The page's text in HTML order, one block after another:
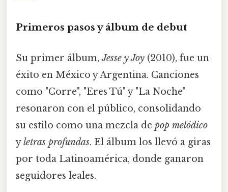
Primeros pasos y álbum de debut
Su primer álbum,Jesse y Joy (2010), fue un
éxito en México y Argentina. Canciones
como "Corre", "Eres Tú" y "La Noche"
resonaron con el público, consolidando
su estilo como una mezcla de pop melódico
yletras profundas. El álbum los llevó a giras
por toda Latinoamérica, donde ganaron
seguidores leales.